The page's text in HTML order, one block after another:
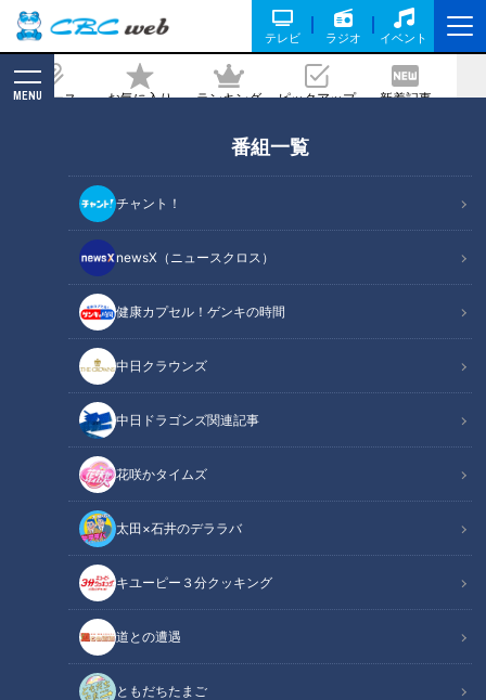
テレビ ラジオ イベント
ニュース お気に入り ランキング ピックアップ 新着記事
MENU
番組一覧
チャント！
newsX（ニュースクロス）
健康カプセル！ゲンキの時間
中日クラウンズ
中日ドラゴンズ関連記事
花咲かタイムズ
太田×石井のデララバ
キユーピー３分クッキング
道との遭遇
ともだちたまご
佳奈×宮沢孝幸×山本尚範」トークイベ
ント『CBCチャント！×医療 大石が聞
く』 12月3日（日）午後3時 ＣＢＣホー
ルで開催
2023/11/21 15:00